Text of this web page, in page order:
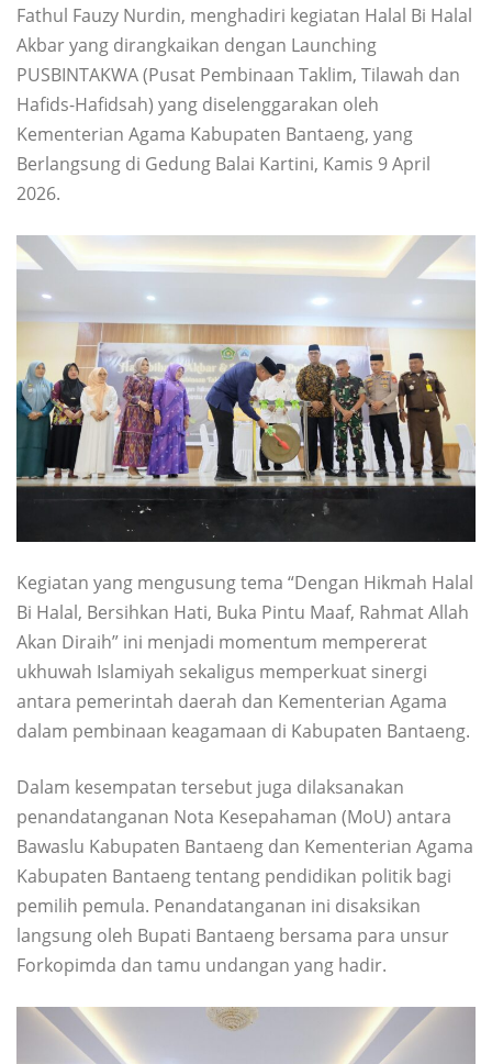
Fathul Fauzy Nurdin, menghadiri kegiatan Halal Bi Halal
Akbar yang dirangkaikan dengan Launching
PUSBINTAKWA (Pusat Pembinaan Taklim, Tilawah dan
Hafids-Hafidsah) yang diselenggarakan oleh
Kementerian Agama Kabupaten Bantaeng, yang
Berlangsung di Gedung Balai Kartini, Kamis 9 April
2026.
Kegiatan yang mengusung tema “Dengan Hikmah Halal
Bi Halal, Bersihkan Hati, Buka Pintu Maaf, Rahmat Allah
Akan Diraih” ini menjadi momentum mempererat
ukhuwah Islamiyah sekaligus memperkuat sinergi
antara pemerintah daerah dan Kementerian Agama
dalam pembinaan keagamaan di Kabupaten Bantaeng.
Dalam kesempatan tersebut juga dilaksanakan
penandatanganan Nota Kesepahaman (MoU) antara
Bawaslu Kabupaten Bantaeng dan Kementerian Agama
Kabupaten Bantaeng tentang pendidikan politik bagi
pemilih pemula. Penandatanganan ini disaksikan
langsung oleh Bupati Bantaeng bersama para unsur
Forkopimda dan tamu undangan yang hadir.